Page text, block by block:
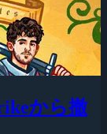
から撤